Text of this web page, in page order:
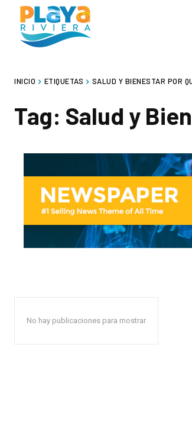
INICIO ETIQUETAS SALUD Y BIENESTAR POR
Tag: Salud y
No hay publicaciones para mostrar